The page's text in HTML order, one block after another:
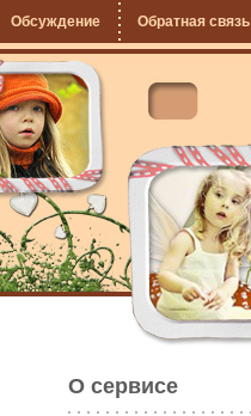
Обсуждение Обратная связь
О сервисе